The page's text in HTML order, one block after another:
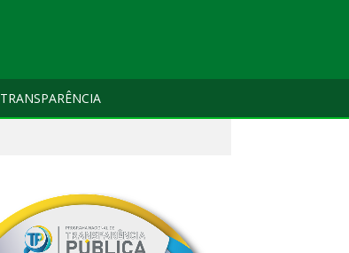
TRANSPARÊNCIA